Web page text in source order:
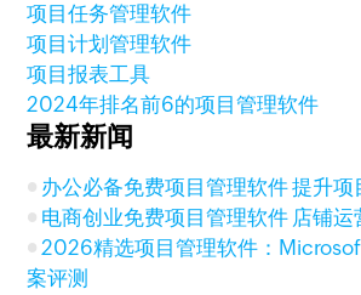
项目任务管理软件
项目计划管理软件
项目报表工具
2024年排名前6的项目管理软件
最新新闻
办公必备免费项目管理软件 提升项
电商创业免费项目管理软件 店铺
2026精选项目管理软件：
案评测